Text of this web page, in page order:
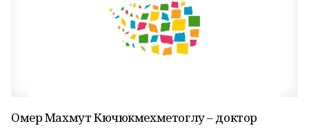
Омер Махмут Кючюкмехметоглу – доктор